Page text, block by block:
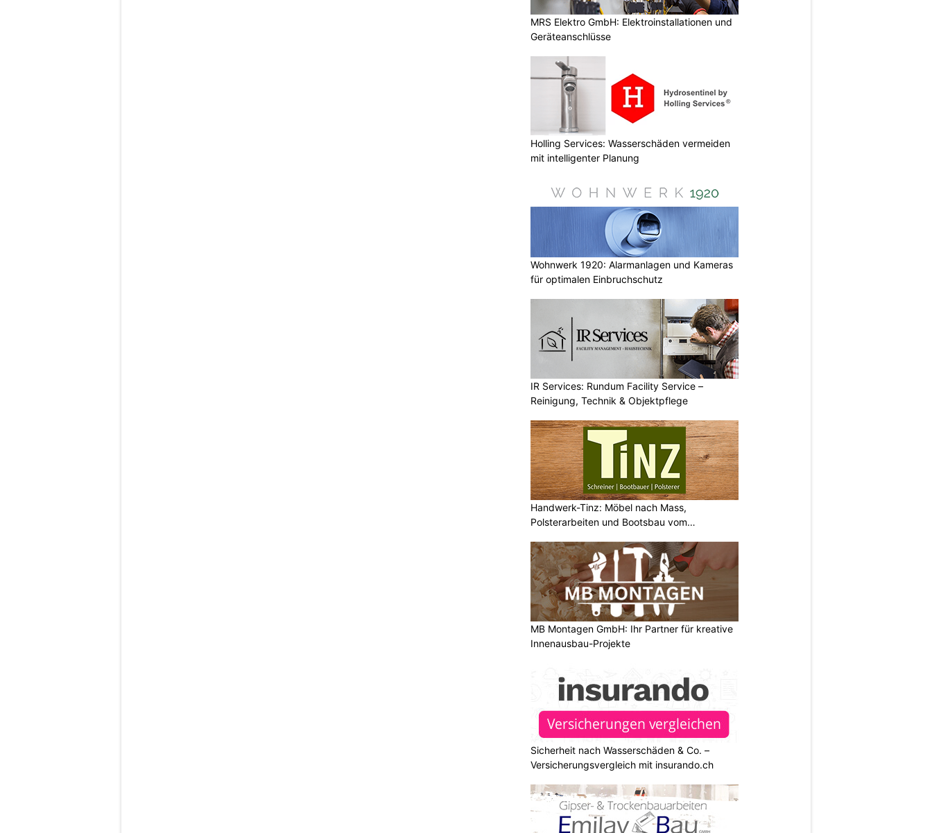
MRS Elektro GmbH: Elektroinstallationen und
Geräteanschlüsse
Holling Services: Wasserschäden vermeiden
mit intelligenter Planung
Wohnwerk 1920: Alarmanlagen und Kameras
für optimalen Einbruchschutz
IR Services: Rundum Facility Service –
Reinigung, Technik & Objektpflege
Handwerk-Tinz: Möbel nach Mass,
Polsterarbeiten und Bootsbau vom
MB Montagen GmbH: Ihr Partner für kreative
Innenausbau-Projekte
Sicherheit nach Wasserschäden & Co. –
Versicherungsvergleich mit insurando.ch